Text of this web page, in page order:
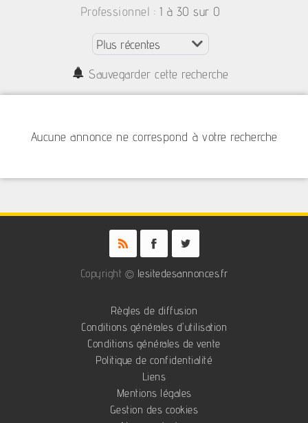
Professionnel : 1 à 30 sur 0
Sauvegarder cette recherche
Aucune annonce ne correspond à votre recherche
Copyright © lesitedesannonces.fr
Règles de diffusion
Conditions générales d'utilisation
Conditions générales de vente
Politique de confidentialité
Liens
Mentions légales
Gestion des cookies